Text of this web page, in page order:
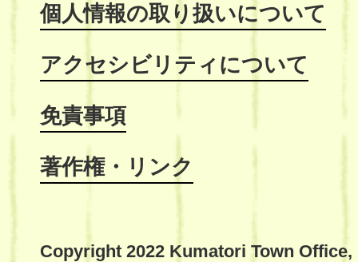
個人情報の取り扱いについて
アクセシビリティについて
免責事項
著作権・リンク
Copyright 2022 Kumatori Town Office,